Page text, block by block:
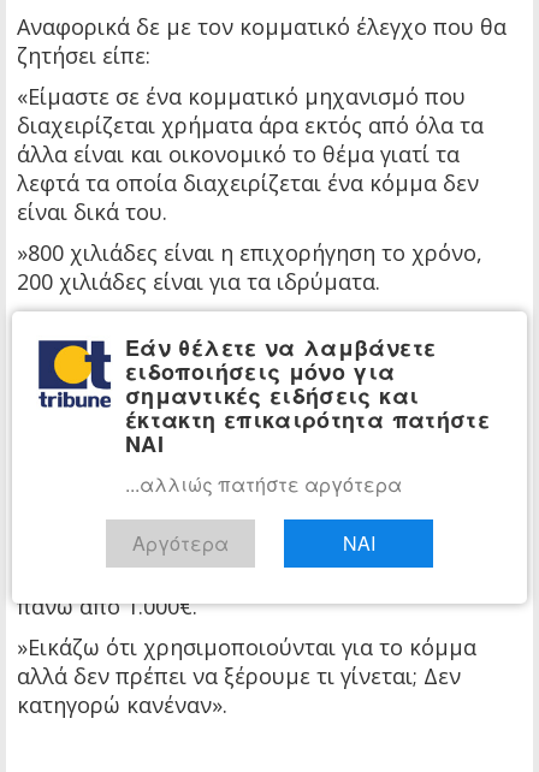
Αναφορικά δε με τον κομματικό έλεγχο που θα
ζητήσει είπε:
«Είμαστε σε ένα κομματικό μηχανισμό που
διαχειρίζεται χρήματα άρα εκτός από όλα τα
άλλα είναι και οικονομικό το θέμα γιατί τα
λεφτά τα οποία διαχειρίζεται ένα κόμμα δεν
είναι δικά του.
»800 χιλιάδες είναι η επιχορήγηση το χρόνο,
200 χιλιάδες είναι για τα ιδρύματα.
βουλευτές γιατί αυτά φορολογούνται στους
βουλευτές.
»Εμείς δίνουμε 1.500 το μήνα, 1.000€ τα παίρνει
το κόμμα κατευθείαν από τη μισθοδοσία και τα
500€ είναι μαύρα σε ένα φάκελο.
»Δεν προβλέπεται πάνω από 1.000€, αν δείτε
αυτά που σημειώνουμε όταν πάει στο
λογιστήριο της Βουλής δεν μπορεί να πάρει
πάνω από 1.000€.
»Εικάζω ότι χρησιμοποιούνται για το κόμμα
αλλά δεν πρέπει να ξέρουμε τι γίνεται; Δεν
κατηγορώ κανέναν».
Εάν θέλετε να λαμβάνετε
ειδοποιήσεις μόνο για
σημαντικές ειδήσεις και
έκτακτη επικαιρότητα πατήστε
ΝΑΙ
...αλλιώς πατήστε αργότερα
Αργότερα ΝΑΙ